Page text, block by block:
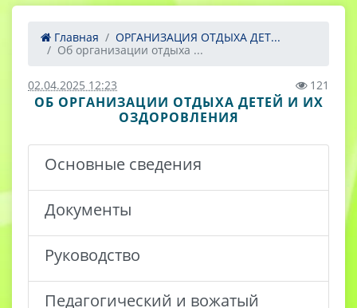
Главная
ОРГАНИЗАЦИЯ ОТДЫХА ДЕТ...
Об организации отдыха ...
02.04.2025 12:23 121
ОБ ОРГАНИЗАЦИИ ОТДЫХА ДЕТЕЙ И ИХ
ОЗДОРОВЛЕНИЯ
Основные сведения
Документы
Руководство
Педагогический и вожатый